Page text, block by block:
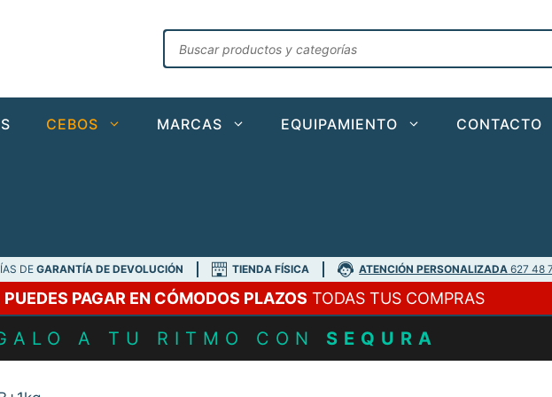
Búsqueda
de
productos
CEBOS MARCAS EQUIPAMIENTO CONTACTO
DEGARANTÍA DE DEVOLUCIÓN TIENDA FÍSICA ATENCIÓN PERSONALIZADA 627 48
PUEDES PAGAR EN CÓMODOS PLAZOS TODAS TUS COMPRAS
A TU RITMO CON SEQURA